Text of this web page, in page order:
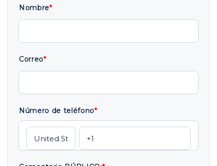
Nombre*
Correo*
Número de teléfono*